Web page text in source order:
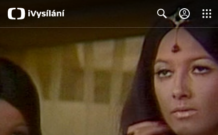
Search